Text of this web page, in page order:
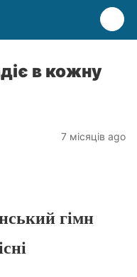
в кожну
7 місяців ago
гімн